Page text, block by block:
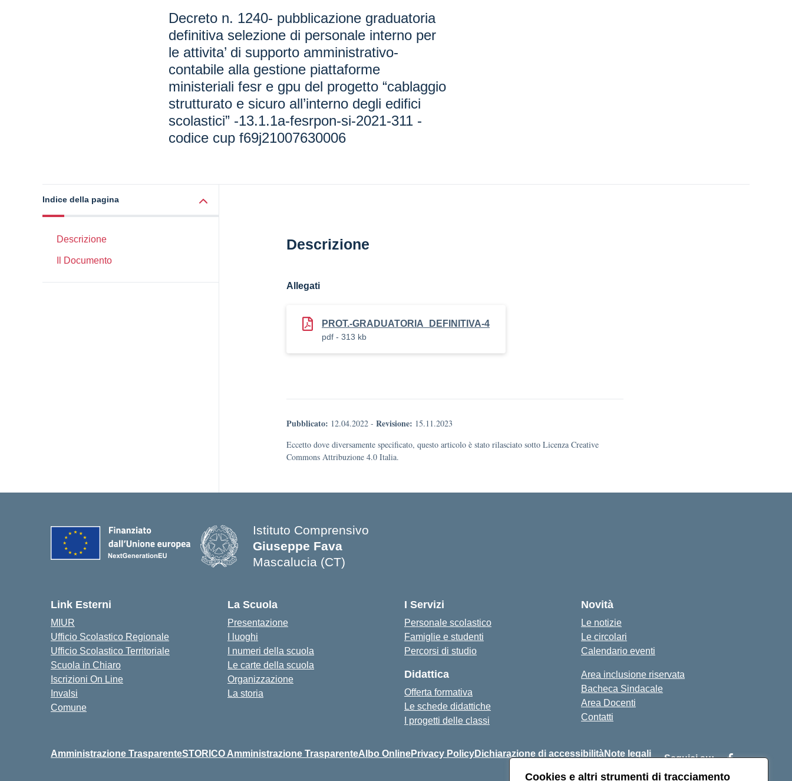
Cookies e altri strumenti di tracciamento
Decreto n. 1240- pubblicazione graduatoria
definitiva selezione di personale interno per
le attivita’ di supporto amministrativo-
contabile alla gestione piattaforme
ministeriali fesr e gpu del progetto “cablaggio
strutturato e sicuro all’interno degli edifici
scolastici” -13.1.1a-fesrpon-si-2021-311 -
codice cup f69j21007630006
Indice della pagina
Descrizione
Il Documento
Descrizione
Allegati
PROT.-GRADUATORIA_DEFINITIVA-4
pdf - 313 kb
Pubblicato: 12.04.2022 - Revisione: 15.11.2023
Eccetto dove diversamente specificato, questo articolo è stato rilasciato sotto Licenza Creative
Commons Attribuzione 4.0 Italia.
Istituto Comprensivo
Giuseppe Fava
Mascalucia (CT)
Link Esterni
MIUR
Ufficio Scolastico Regionale
Ufficio Scolastico Territoriale
Scuola in Chiaro
Iscrizioni On Line
Invalsi
Comune
La Scuola
Presentazione
I luoghi
I numeri della scuola
Le carte della scuola
Organizzazione
La storia
I Servizi
Personale scolastico
Famiglie e studenti
Percorsi di studio
Didattica
Offerta formativa
Le schede didattiche
I progetti delle classi
Novità
Le notizie
Le circolari
Calendario eventi
Area inclusione riservata
Bacheca Sindacale
Area Docenti
Contatti
Amministrazione TrasparenteSTORICO Amministrazione TrasparenteAlbo OnlinePrivacy PolicyDichiarazione di accessibilitàNote legali Seguici su: